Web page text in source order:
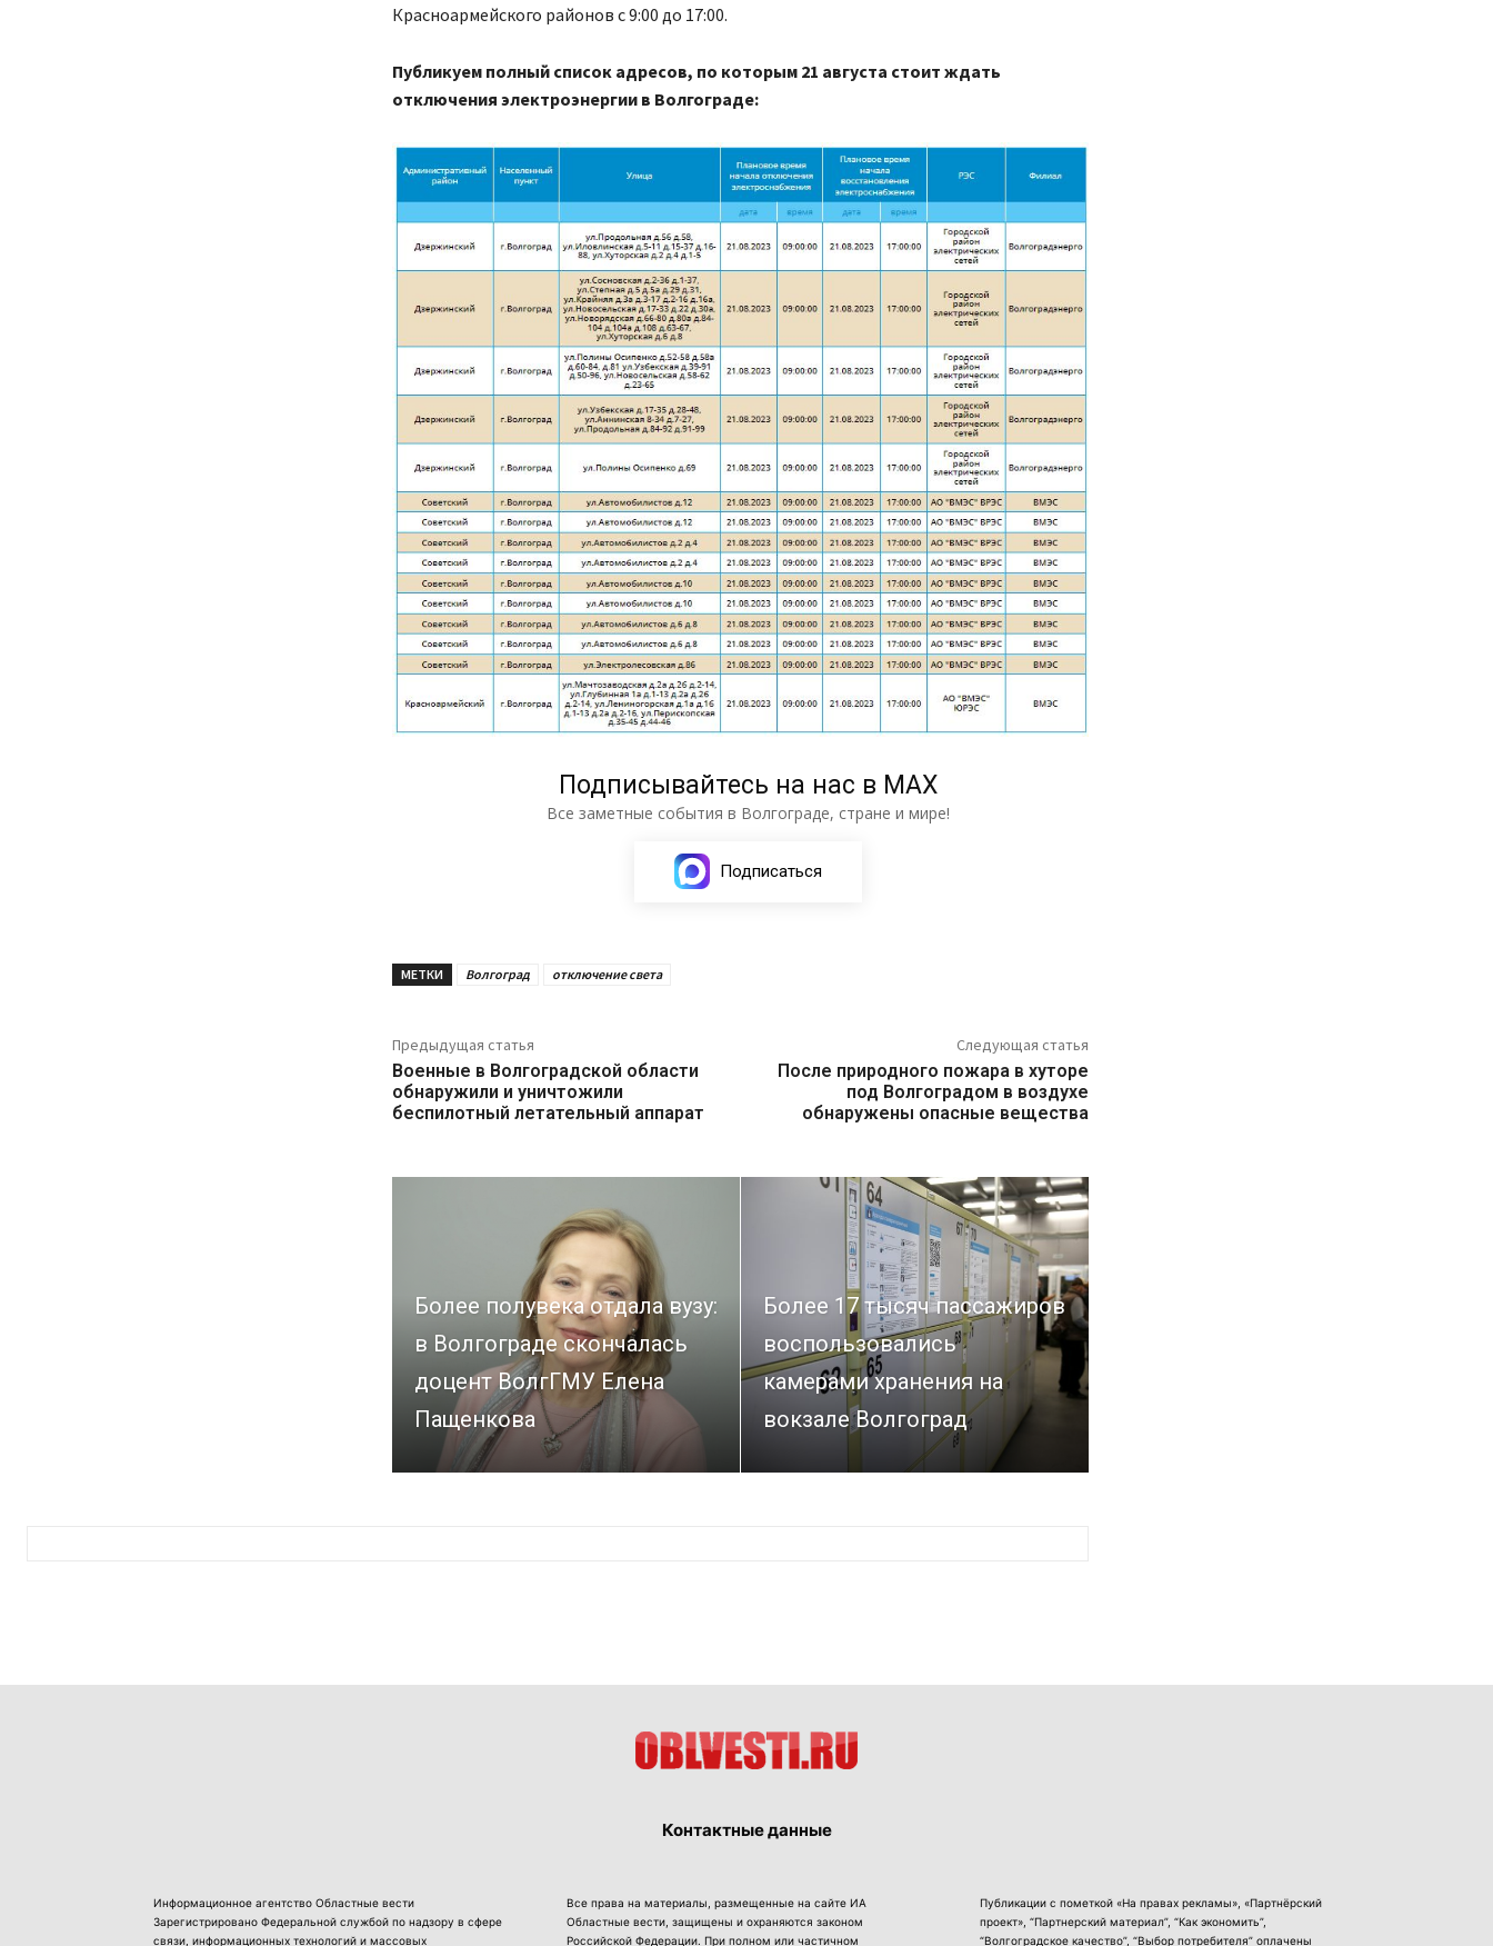
Красноармейского районов с 9:00 до 17:00.
Публикуем полный список адресов, по которым 21 августа стоит ждать
отключения электроэнергии в Волгограде:
Подписывайтесь на нас в МАХ
Все заметные события в Волгограде, стране и мире!
Подписаться
МЕТКИ Волгоград отключение света
Предыдущая статья
Военные в Волгоградской области
обнаружили и уничтожили
беспилотный летательный аппарат
Следующая статья
После природного пожара в хуторе
под Волгоградом в воздухе
обнаружены опасные вещества
Более полувека отдала вузу:
в Волгограде скончалась
доцент ВолгГМУ Елена
Пащенкова
Более 17 тысяч пассажиров
воспользовались
камерами хранения на
вокзале Волгоград
Контактные данные
Информационное агентство Областные вести
Зарегистрировано Федеральной службой по надзору в сфере
связи, информационных технологий и массовых
Все права на материалы, размещенные на сайте ИА
Областные вести, защищены и охраняются законом
Российской Федерации. При полном или частичном
Публикации с пометкой «На правах рекламы», «Партнёрский
проект», “Партнерский материал”, “Как экономить”,
“Волгоградское качество”, “Выбор потребителя” оплачены